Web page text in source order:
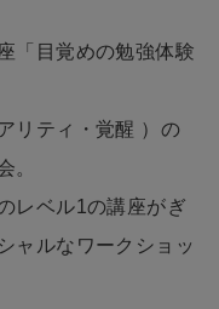
「目覚めの勉強体験
リティ・覚醒 ）の
。
レベル1の講座がぎ
ャルなワークショッ